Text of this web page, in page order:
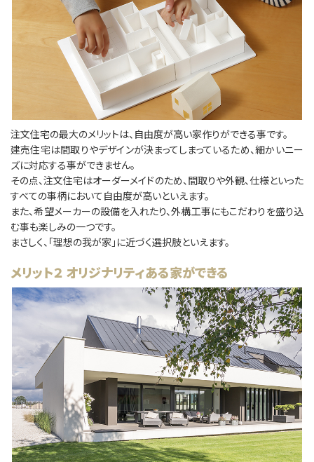
注文住宅の最大のメリットは、自由度が高い家作りができる事です。
建売住宅は間取りやデザインが決まってしまっているため、細かいニー
ズに対応する事ができません。
その点、注文住宅はオーダーメイドのため、間取りや外観、仕様といった
すべての事柄において自由度が高いといえます。
また、希望メーカーの設備を入れたり、外構工事にもこだわりを盛り込
む事も楽しみの⼀つです。
まさしく、「理想の我が家」に近づく選択肢といえます。
メリット２ オリジナリティある家ができる